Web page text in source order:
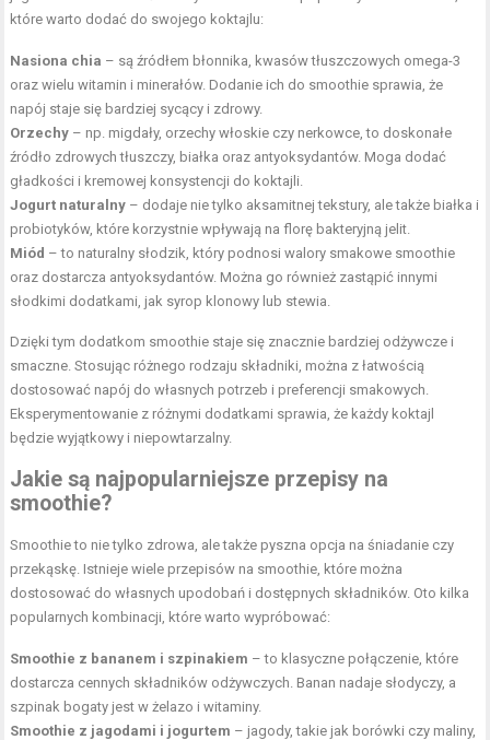
które warto dodać do swojego koktajlu:
Nasiona chia – są źródłem błonnika, kwasów tłuszczowych omega-3
oraz wielu witamin i minerałów. Dodanie ich do smoothie sprawia, że
napój staje się bardziej sycący i zdrowy.
Orzechy – np. migdały, orzechy włoskie czy nerkowce, to doskonałe
źródło zdrowych tłuszczy, białka oraz antyoksydantów. Moga dodać
gładkości i kremowej konsystencji do koktajli.
Jogurt naturalny – dodaje nie tylko aksamitnej tekstury, ale także białka i
probiotyków, które korzystnie wpływają na florę bakteryjną jelit.
Miód – to naturalny słodzik, który podnosi walory smakowe smoothie
oraz dostarcza antyoksydantów. Można go również zastąpić innymi
słodkimi dodatkami, jak syrop klonowy lub stewia.
Dzięki tym dodatkom smoothie staje się znacznie bardziej odżywcze i
smaczne. Stosując różnego rodzaju składniki, można z łatwością
dostosować napój do własnych potrzeb i preferencji smakowych.
Eksperymentowanie z różnymi dodatkami sprawia, że każdy koktajl
będzie wyjątkowy i niepowtarzalny.
Jakie są najpopularniejsze przepisy na
smoothie?
Smoothie to nie tylko zdrowa, ale także pyszna opcja na śniadanie czy
przekąskę. Istnieje wiele przepisów na smoothie, które można
dostosować do własnych upodobań i dostępnych składników. Oto kilka
popularnych kombinacji, które warto wypróbować:
Smoothie z bananem i szpinakiem – to klasyczne połączenie, które
dostarcza cennych składników odżywczych. Banan nadaje słodyczy, a
szpinak bogaty jest w żelazo i witaminy.
Smoothie z jagodami i jogurtem – jagody, takie jak borówki czy maliny,